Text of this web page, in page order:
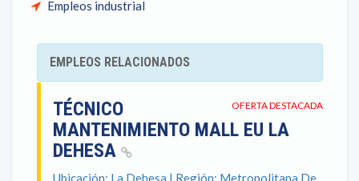
Empleos industrial
EMPLEOS RELACIONADOS
OFERTA DESTACADA
TÉCNICO
MANTENIMIENTO MALL EU LA
DEHESA
Ubicación: La Dehesa | Región: Metropolitana De